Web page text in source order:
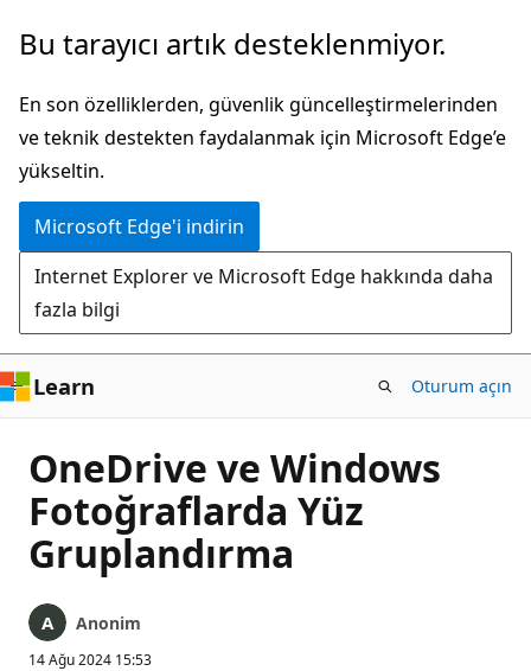
Ana
atla
Bu tarayıcı artık desteklenmiyor.
En son özelliklerden, güvenlik güncelleştirmelerinden
ve teknik destekten faydalanmak için Microsoft Edge’e
yükseltin.
Microsoft Edge'i indirin
Internet Explorer ve Microsoft Edge hakkında daha
fazla bilgi
Learn Oturum açın
OneDrive ve Windows
Fotoğraflarda Yüz
Gruplandırma
Anonim
14 Ağu 2024 15:53